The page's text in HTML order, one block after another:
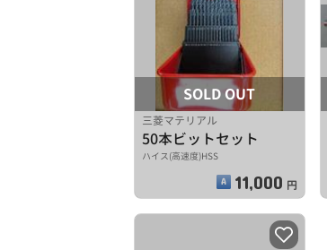
SOLD OUT
三菱マテリアル
50本ビットセット
ハイス(高速度)HSS
11,000 円